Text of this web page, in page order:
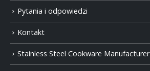
Pytania i odpowiedzi
Kontakt
Stainless Steel Cookware Manufacturer